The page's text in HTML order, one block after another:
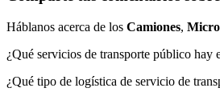
Háblanos acerca de los Camiones,
¿Qué servicios de transporte público hay
¿Qué tipo de logística de servicio de